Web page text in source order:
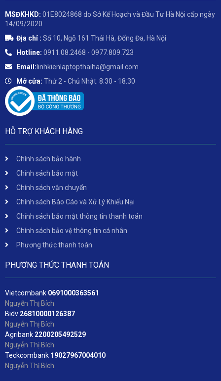
MSĐKHKD: 01E8024868 do Sở Kế Hoạch và Đầu Tư Hà Nội cấp ngày
14/09/2020
Địa chỉ : Số 10, Ngõ 161 Thái Hà, Đống Đa, Hà Nội
Hotline: 0911.08.2468 - 0977.809.723
Email: linhkienlaptopthaiha@gmail.com
Mở cửa: Thứ 2 - Chủ Nhật: 8:30 - 18:30
HỖ TRỢ KHÁCH HÀNG
Chính sách bảo hành
Chính sách bảo mật
Chính sách vận chuyển
Chính sách Báo Cáo và Xử Lý Khiếu Nại
Chính sách bảo mật thông tin thanh toán
Chính sách bảo vệ thông tin cá nhân
Phương thức thanh toán
PHƯƠNG THỨC THANH TOÁN
Vietcombank 0691000363561
Nguyễn Thị Bích
Bidv 26810000126387
Nguyễn Thị Bích
Agribank 2200205492529
Nguyễn Thị Bích
Teckcombank 19027967004010
Nguyễn Thị Bích